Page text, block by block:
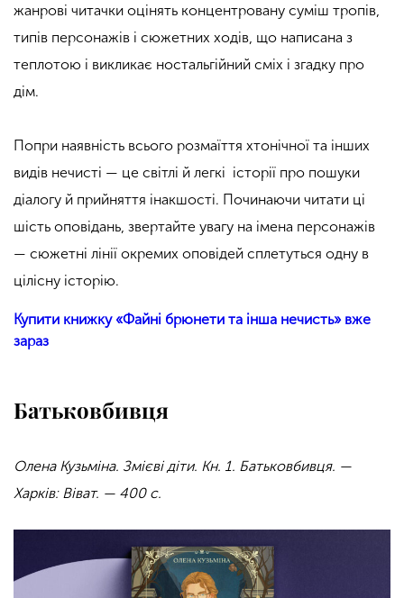
жанрові читачки оцінять концентровану суміш тропів,
типів персонажів і сюжетних ходів, що написана з
теплотою і викликає ностальгійний сміх і згадку про
дім.
Попри наявність всього розмаїття хтонічної та інших
видів нечисті — це світлі й легкі історії про пошуки
діалогу й прийняття інакшості. Починаючи читати ці
шість оповідань, звертайте увагу на імена персонажів
— сюжетні лінії окремих оповідей сплетуться одну в
цілісну історію.
Купити книжку «Файні брюнети та інша нечисть» вже
зараз
Батьковбивця
Олена Кузьміна. Змієві діти. Кн. 1. Батьковбивця. —
Харків: Віват. — 400 с.